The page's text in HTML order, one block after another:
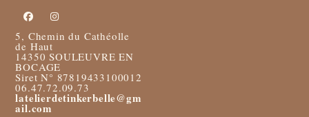
5, Chemin du Cathéolle
de Haut
14350 SOULEUVRE EN
BOCAGE
Siret N° 87819433100012
06.47.72.09.73
latelierdetinkerbelle@gm
ail.com